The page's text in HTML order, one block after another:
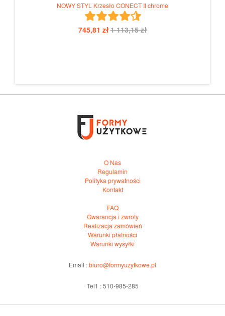
NOWY STYL Krzesło CONECT II chrome
745,81 zł1 113,15 zł
O Nas
Regulamin
Polityka prywatności
Kontakt
FAQ
Gwarancja i zwroty
Realizacja zamówień
Warunki płatności
Warunki wysyłki
Email :biuro@formyuzytkowe.pl
Tel1 : 510-985-285